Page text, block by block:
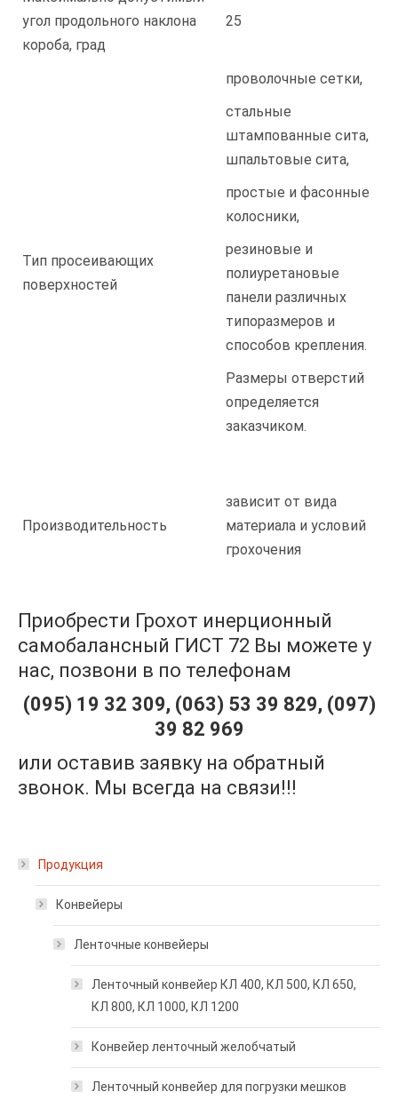
угол продольного наклона
короба, град
25
Тип просеивающих
поверхностей
проволочные сетки,
стальные
штампованные сита,
шпальтовые сита,
простые и фасонные
колосники,
резиновые и
полиуретановые
панели различных
типоразмеров и
способов крепления.
Размеры отверстий
определяется
заказчиком.
Производительность
зависит от вида
материала и условий
грохочения
Приобрести Грохот инерционный
самобалансный ГИСТ 72 Вы можете у
нас, позвони в по телефонам
(095) 19 32 309, (063) 53 39 829, (097)
39 82 969
или оставив заявку на обратный
звонок. Мы всегда на связи!!!
Продукция
Конвейеры
Ленточные конвейеры
Ленточный конвейер КЛ 400, КЛ 500, КЛ 650,
КЛ 800, КЛ 1000, КЛ 1200
Конвейер ленточный желобчатый
Ленточный конвейер для погрузки мешков